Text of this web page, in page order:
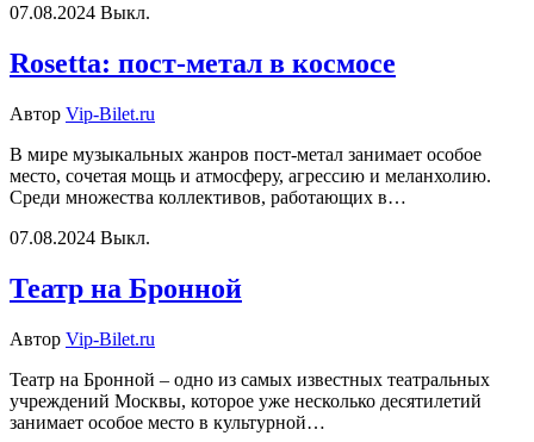
07.08.2024 Выкл.
Rosetta: пост-метал в космосе
Автор Vip-Bilet.ru
В мире музыкальных жанров пост-метал занимает особое
место, сочетая мощь и атмосферу, агрессию и меланхолию.
Среди множества коллективов, работающих в…
07.08.2024 Выкл.
Театр на Бронной
Автор Vip-Bilet.ru
Театр на Бронной – одно из самых известных театральных
учреждений Москвы, которое уже несколько десятилетий
занимает особое место в культурной…